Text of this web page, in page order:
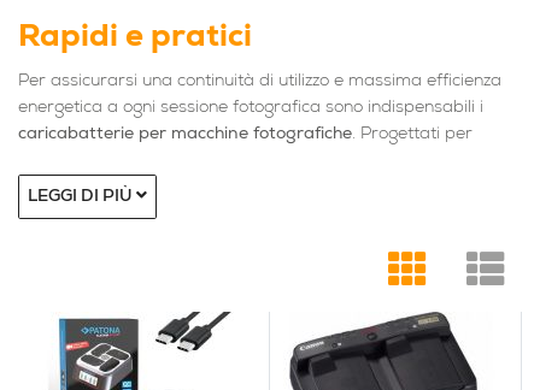
Rapidi e pratici
Per assicurarsi una continuità di utilizzo e massima efficienza
energetica a ogni sessione fotografica sono indispensabili i
caricabatterie per macchine fotografiche. Progettati per
che le batterie siano sempre pronte, evitando interruzioni
durante le riprese, i viaggi o le attività professionali. La qualità
prestazioni delle batterie, rendendolo un elemento
I caricabatterie per batterie fotografiche si distinguono per
compatibilità e tecnologia. I modelli dedicati garantiscono la
LEGGI DI PIÙ